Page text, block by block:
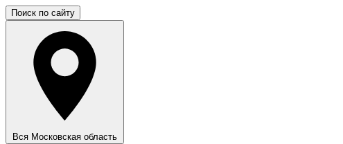
Поиск по сайту
Вся Московская область